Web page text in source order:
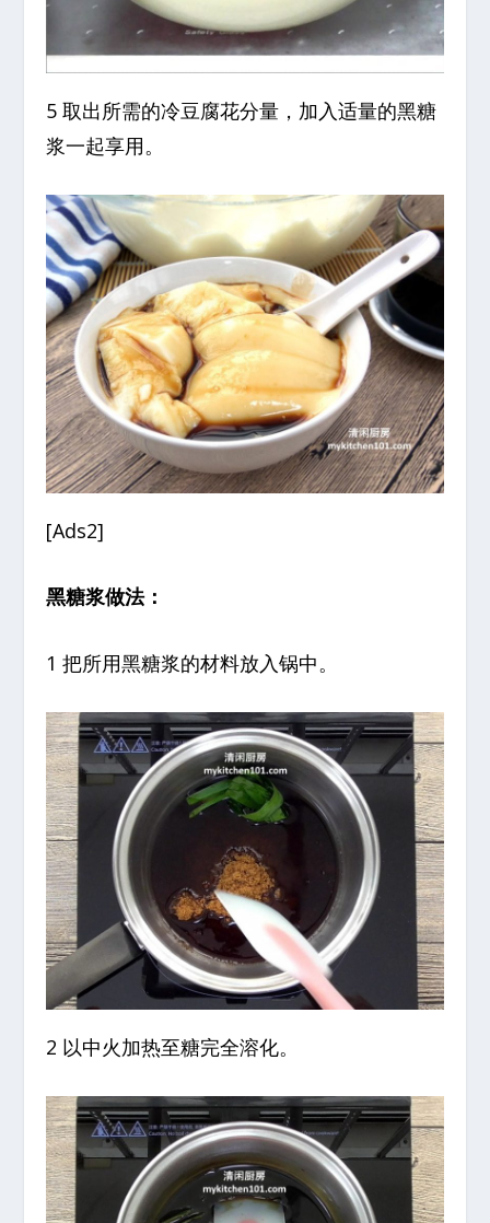
5 取出所需的冷豆腐花分量，加入适量的黑糖
浆一起享用。
[Ads2]
黑糖浆做法：
1 把所用黑糖浆的材料放入锅中。
2 以中火加热至糖完全溶化。